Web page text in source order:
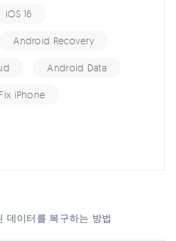
iOS 16
Android Recovery
Android Data
Fix iPhone
데이터를 복구하는 방법